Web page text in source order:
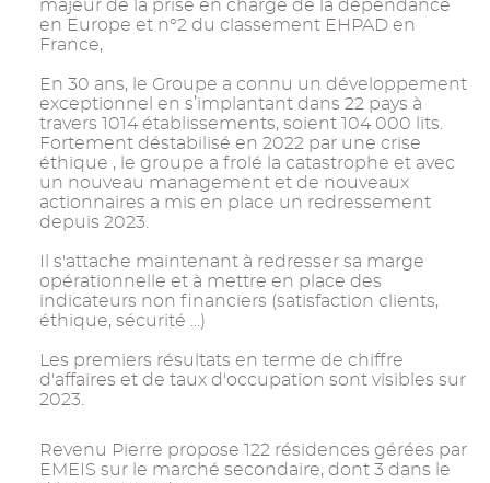
majeur de la prise en charge de la dépendance
en Europe et n°2 du classement EHPAD en
France,
En 30 ans, le Groupe a connu un développement
exceptionnel en s’implantant dans 22 pays à
travers 1014 établissements, soient 104 000 lits.
Fortement déstabilisé en 2022 par une crise
éthique , le groupe a frolé la catastrophe et avec
un nouveau management et de nouveaux
actionnaires a mis en place un redressement
depuis 2023.
Il s'attache maintenant à redresser sa marge
opérationnelle et à mettre en place des
indicateurs non financiers (satisfaction clients,
éthique, sécurité ...)
Les premiers résultats en terme de chiffre
d'affaires et de taux d'occupation sont visibles sur
2023.
Revenu Pierre propose 122 résidences gérées par
EMEIS sur le marché secondaire, dont 3 dans le